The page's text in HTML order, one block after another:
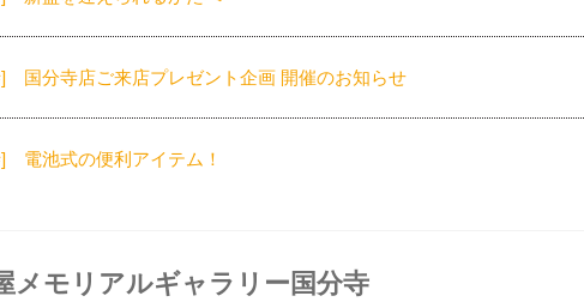
国分寺店ご来店プレゼント企画 開催のお知らせ
電池式の便利アイテム！
メモリアルギャラリー国分寺